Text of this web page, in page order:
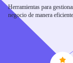
Herramientas para
negocio de manera eficiente